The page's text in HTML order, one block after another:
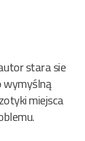
stara sie
wymyślną
miejsca